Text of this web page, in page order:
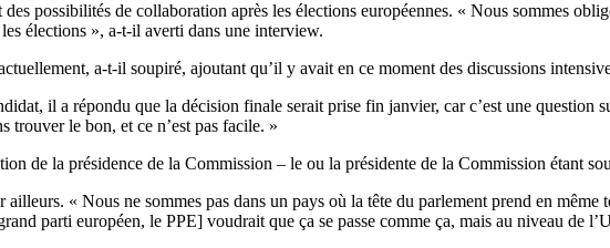
possibilités de collaboration après les élections européennes. « Nous sommes
élections », a-t-il averti dans une interview.
a-t-il soupiré, ajoutant qu’il y avait en ce moment des discussions
il a répondu que la décision finale serait prise fin janvier, car c’est une question
trouver le bon, et ce n’est pas facile. »
de la présidence de la Commission – le ou la présidente de la Commission étant
« Nous ne sommes pas dans un pays où la tête du parlement prend en même
parti européen, le PPE] voudrait que ça se passe comme ça, mais au niveau de